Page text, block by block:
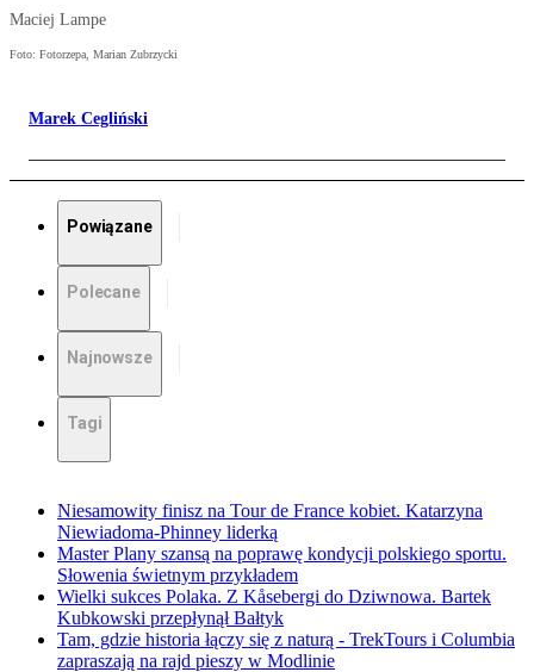
Maciej Lampe
Foto: Fotorzepa, Marian Zubrzycki
Marek Cegliński
Powiązane
Polecane
Najnowsze
Tagi
Niesamowity finisz na Tour de France kobiet. Katarzyna
Niewiadoma-Phinney liderką
Master Plany szansą na poprawę kondycji polskiego sportu.
Słowenia świetnym przykładem
Wielki sukces Polaka. Z Kåsebergi do Dziwnowa. Bartek
Kubkowski przepłynął Bałtyk
Tam, gdzie historia łączy się z naturą - TrekTours i Columbia
zapraszają na rajd pieszy w Modlinie